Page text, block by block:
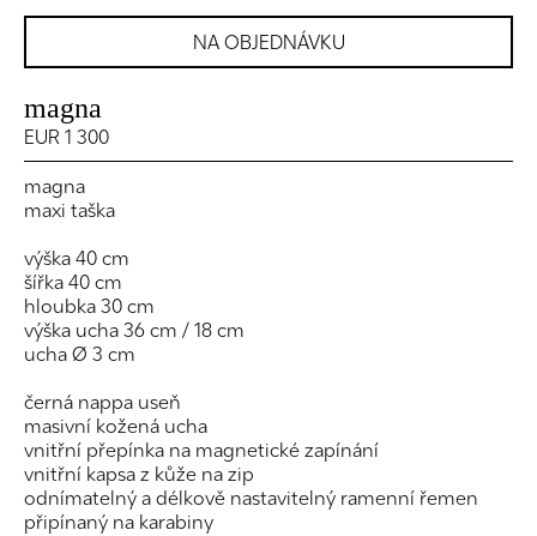
NA OBJEDNÁVKU
magna
EUR 1 300
magna
maxi taška
výška 40 cm
šířka 40 cm
hloubka 30 cm
výška ucha 36 cm / 18 cm
ucha Ø 3 cm
černá nappa useň
masivní kožená ucha
vnitřní přepínka na magnetické zapínání
vnitřní kapsa z kůže na zip
odnímatelný a délkově nastavitelný ramenní řemen
připínaný na karabiny